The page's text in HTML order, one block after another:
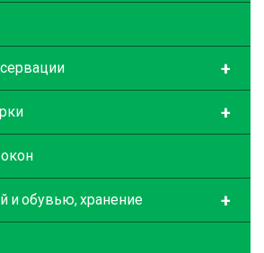
+
+
+
и обувью, хранение